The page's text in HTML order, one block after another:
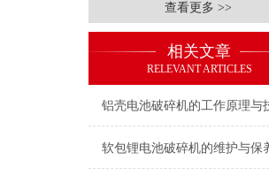
查看更多 >>
相关文章
RELEVANT ARTICLES